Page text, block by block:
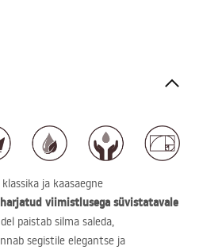
ja kaasaegne
viimistlusega süvistatavale
paistab silma saleda,
segistile elegantse ja